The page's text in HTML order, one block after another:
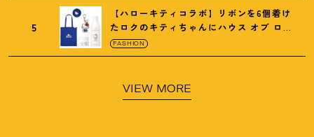
5
【ハローキティコラボ】リボンを6個着け
たロクのキティちゃんにハウス オブ ロー
ゼの限定パケも
FASHION
VIEW MORE